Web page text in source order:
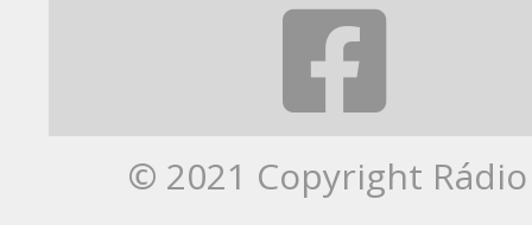
© 2021 Copyright